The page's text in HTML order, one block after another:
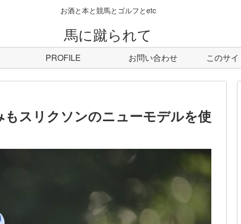
お酒と本と競馬とゴルフとetc
馬に蹴られて
PROFILE お問い合わせ このサ
スリクソンのニューモデルを使